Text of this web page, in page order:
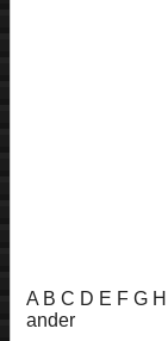
A B C D E F G
ander